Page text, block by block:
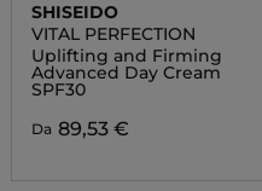
SHISEIDO
VITAL PERFECTION
Uplifting and Firming
Advanced Day Cream
SPF30
Da 89,53 €